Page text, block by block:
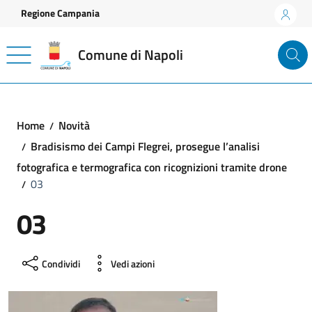
Vai ai contenuti
Vai al footer
Regione Campania
Comune di Napoli
Home
Novità
Bradisismo dei Campi Flegrei, prosegue l’analisi
fotografica e termografica con ricognizioni tramite drone
03
03
Condividi Vedi azioni